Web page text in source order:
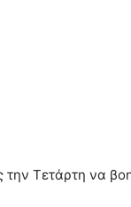
την Τετάρτη να